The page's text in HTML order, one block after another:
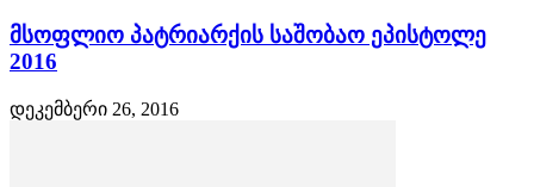
მსოფლიო პატრიარქის საშობაო ეპისტოლე
2016
დეკემბერი 26, 2016